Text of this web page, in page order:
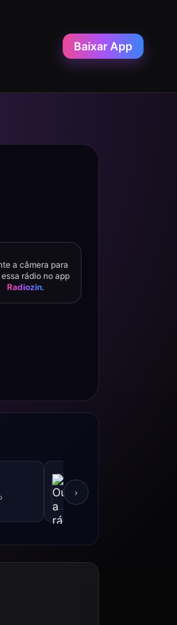
Baixar App
a câmera para
rádio no app
Radiozin.
FM - 92.3 FM
›